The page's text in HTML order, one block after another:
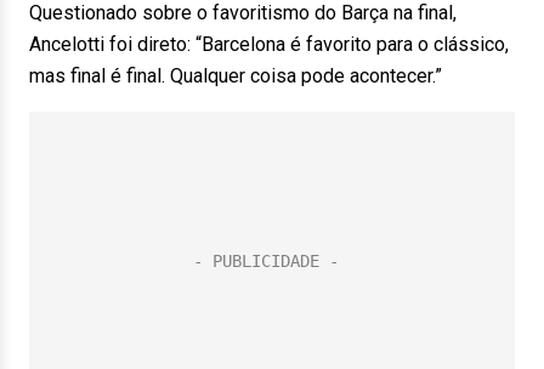
Questionado sobre o favoritismo do Barça na final,
Ancelotti foi direto: “Barcelona é favorito para o clássico,
mas final é final. Qualquer coisa pode acontecer.”